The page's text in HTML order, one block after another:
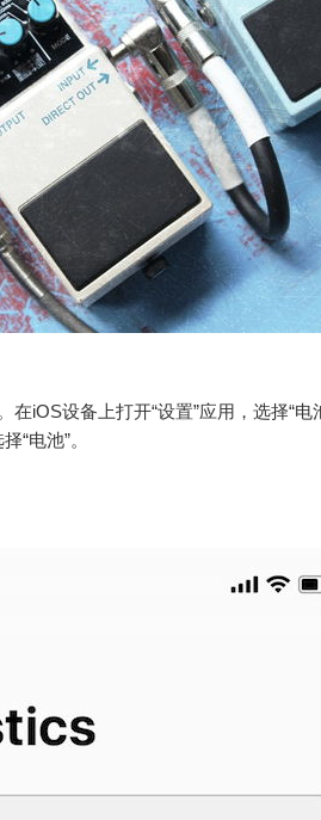
iOS设备上打开“设置”应用，选择“电
“电池”。